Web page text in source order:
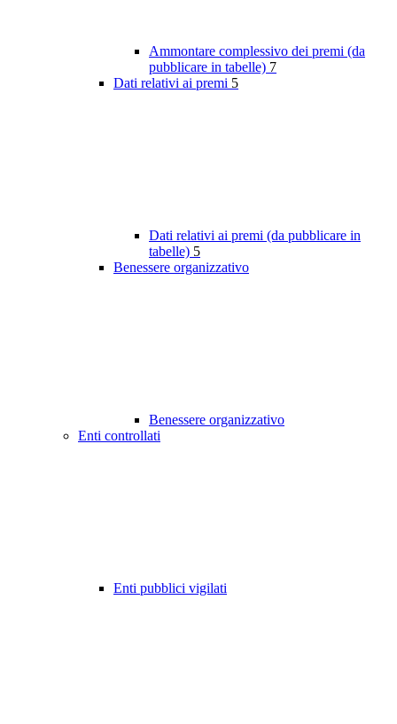
Ammontare complessivo dei premi (da
pubblicare in tabelle) 7
Dati relativi ai premi 5
Dati relativi ai premi (da pubblicare in
tabelle) 5
Benessere organizzativo
Benessere organizzativo
Enti controllati
Enti pubblici vigilati